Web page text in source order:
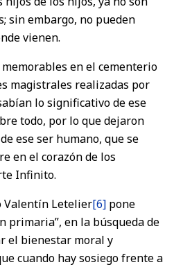
sin embargo, no pueden
vienen.
en el cementerio
magistrales realizadas por
lo significativo de ese
todo, por lo que dejaron
ese ser humano, que se
en el corazón de los
Infinito.
Valentín Letelier[6] pone
primaria”, en la búsqueda de
el bienestar moral y
cuando hay sosiego frente a